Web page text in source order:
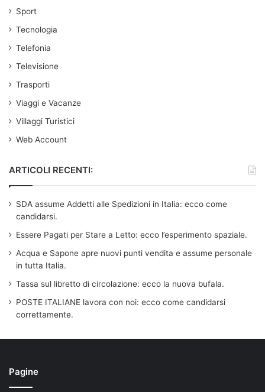
Sport
Tecnologia
Telefonia
Televisione
Trasporti
Viaggi e Vacanze
Villaggi Turistici
Web Account
ARTICOLI RECENTI:
SDA assume Addetti alle Spedizioni in Italia: ecco come
candidarsi.
Essere Pagati per Stare a Letto: ecco l’esperimento spaziale.
Acqua e Sapone apre nuovi punti vendita e assume personale
in tutta Italia.
Tassa sul libretto di circolazione: ecco la nuova bufala.
POSTE ITALIANE lavora con noi: ecco come candidarsi
correttamente.
Pagine